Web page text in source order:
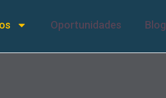
Oportunidades Blog